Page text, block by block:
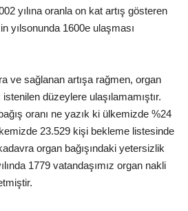
yılına oranla on kat artış gösteren
yılsonunda 1600e ulaşması
ve sağlanan artışa rağmen, organ
istenilen düzeylere ulaşılamamıştır.
oranı ne yazık ki ülkemizde %24
23.529 kişi bekleme listesinde
organ bağışındaki yetersizlik
1779 vatandaşımız organ nakli